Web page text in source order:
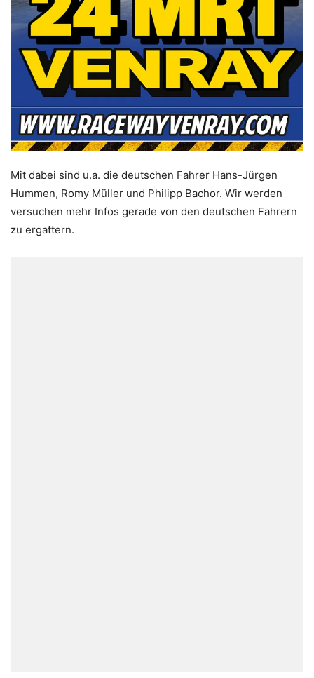
Mit dabei sind u.a. die deutschen Fahrer Hans-Jürgen
Hummen, Romy Müller und Philipp Bachor. Wir werden
versuchen mehr Infos gerade von den deutschen Fahrern
zu ergattern.